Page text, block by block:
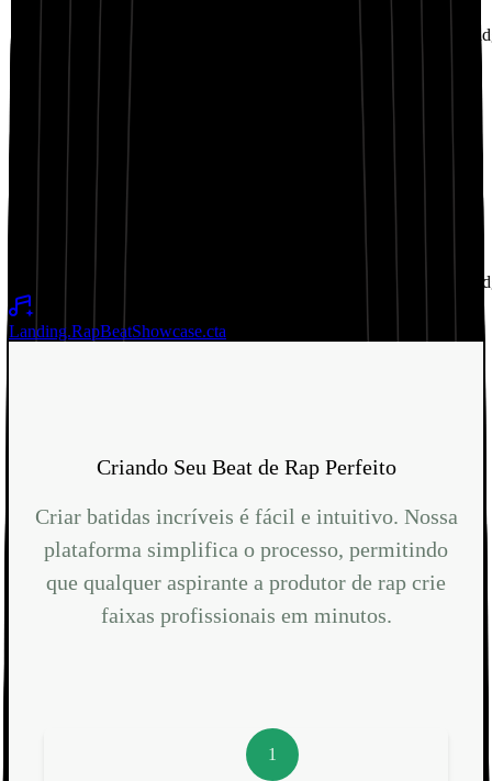
Landing.RapBeatShowcase.cta
Criando Seu Beat de Rap Perfeito
Criar batidas incríveis é fácil e intuitivo. Nossa
plataforma simplifica o processo, permitindo
que qualquer aspirante a produtor de rap crie
faixas profissionais em minutos.
1